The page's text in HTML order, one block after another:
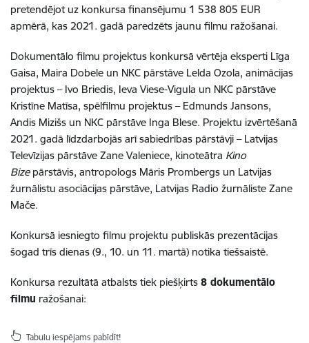
pretendējot uz konkursa finansējumu 1 538 805 EUR
apmērā, kas 2021. gadā paredzēts jaunu filmu ražošanai.
Dokumentālo filmu projektus konkursā vērtēja eksperti Līga
Gaisa, Maira Dobele un NKC pārstāve Lelda Ozola, animācijas
projektus – Ivo Briedis, Ieva Viese-Vigula un NKC pārstāve
Kristīne Matīsa, spēlfilmu projektus – Edmunds Jansons,
Andis Mizišs un NKC pārstāve Inga Blese. Projektu izvērtēšanā
2021. gadā līdzdarbojās arī sabiedrības pārstāvji – Latvijas
Televīzijas pārstāve Zane Valeniece, kinoteātra Kino
Bizepārstāvis, antropologs Māris Prombergs un Latvijas
žurnālistu asociācijas pārstāve, Latvijas Radio žurnāliste Zane
Mače.
Konkursā iesniegto filmu projektu publiskās prezentācijas
šogad trīs dienas (9., 10. un 11. martā) notika tiešsaistē.
Konkursa rezultātā atbalsts tiek piešķirts 8 dokumentālo
filmu ražošanai:
Tabulu iespējams pabīdīt!